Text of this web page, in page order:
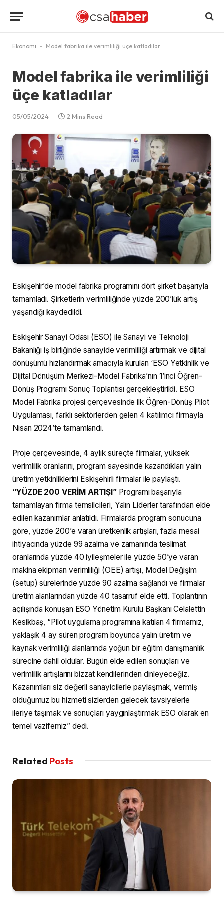
Ekonomi - Model fabrika ile verimliliği üçe katladılar
Model fabrika ile verimliliği
üçe katladılar
05/05/2024 2 Mins Read
Eskişehir’de model fabrika programını dört şirket başarıyla
tamamladı. Şirketlerin verimliliğinde yüzde 200’lük artış
yaşandığı kaydedildi.
Eskişehir Sanayi Odası (ESO) ile Sanayi ve Teknoloji
Bakanlığı iş birliğinde sanayide verimliliği artırmak ve dijital
dönüşümü hızlandırmak amacıyla kurulan ‘ESO Yetkinlik ve
Dijital Dönüşüm Merkezi-Model Fabrika’nın 1’inci Öğren-
Dönüş Programı Sonuç Toplantısı gerçekleştirildi. ESO
Model Fabrika projesi çerçevesinde ilk Öğren-Dönüş Pilot
Uygulaması, farklı sektörlerden gelen 4 katılımcı firmayla
Nisan 2024’te tamamlandı.
Proje çerçevesinde, 4 aylık süreçte firmalar, yüksek
verimlilik oranlarını, program sayesinde kazandıkları yalın
üretim yetkinliklerini Eskişehirli firmalar ile paylaştı.
“YÜZDE 200 VERİM ARTIŞI” Programı başarıyla
tamamlayan firma temsilcileri, Yalın Liderler tarafından elde
edilen kazanımlar anlatıldı. Firmalarda program sonucuna
göre, yüzde 200’e varan üretkenlik artışları, fazla mesai
ihtiyacında yüzde 99 azalma ve zamanında teslimat
oranlarında yüzde 40 iyileşmeler ile yüzde 50’ye varan
makina ekipman verimliliği (OEE) artışı, Model Değişim
(setup) sürelerinde yüzde 90 azalma sağlandı ve firmalar
üretim alanlarından yüzde 40 tasarruf elde etti. Toplantının
açılışında konuşan ESO Yönetim Kurulu Başkanı Celalettin
Kesikbaş, “Pilot uygulama programına katılan 4 firmamız,
yaklaşık 4 ay süren program boyunca yalın üretim ve
kaynak verimliliği alanlarında yoğun bir eğitim danışmanlık
sürecine dahil oldular. Bugün elde edilen sonuçları ve
verimlilik artışlarını bizzat kendilerinden dinleyeceğiz.
Kazanımları siz değerli sanayicilerle paylaşmak, vermiş
olduğumuz bu hizmeti sizlerden gelecek tavsiyelerle
ileriye taşımak ve sonuçları yaygınlaştırmak ESO olarak en
temel vazifemiz” dedi.
Related Posts